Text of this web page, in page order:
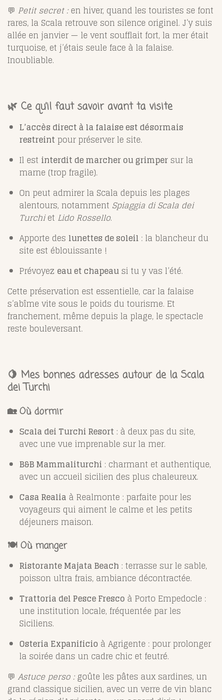
💬 Petit secret :en hiver, quand les touristes se font
rares, la Scala retrouve son silence originel. J’y suis
allée en janvier — le vent soufflait fort, la mer était
turquoise, et j’étais seule face à la falaise.
Inoubliable.
🌿 Ce qu’il faut savoir avant ta visite
L’accès direct à la falaise est désormais
restreint pour préserver le site.
Il est interdit de marcher ou grimper sur la
marne (trop fragile).
On peut admirer la Scala depuis les plages
alentours, notamment Spiaggia di Scala dei
Turchiet Lido Rossello.
Apporte des lunettes de soleil : la blancheur du
site est éblouissante !
Prévoyez eau et chapeau si tu y vas l’été.
Cette préservation est essentielle, car la falaise
s’abîme vite sous le poids du tourisme. Et
franchement, même depuis la plage, le spectacle
reste bouleversant.
🍋 Mes bonnes adresses autour de la Scala
dei Turchi
🏡 Où dormir
Scala dei Turchi Resort : à deux pas du site,
avec une vue imprenable sur la mer.
B&B Mammaliturchi : charmant et authentique,
avec un accueil sicilien des plus chaleureux.
Casa Realia à Realmonte : parfaite pour les
voyageurs qui aiment le calme et les petits
déjeuners maison.
🍽️ Où manger
Ristorante Majata Beach : terrasse sur le sable,
poisson ultra frais, ambiance décontractée.
Trattoria del Pesce Fresco à Porto Empedocle :
une institution locale, fréquentée par les
Siciliens.
Osteria Expanificio à Agrigente : pour prolonger
la soirée dans un cadre chic et feutré.
💬 Astuce perso :goûte les pâtes aux sardines, un
grand classique sicilien, avec un verre de vin blanc